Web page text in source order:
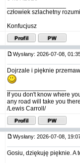
człowiek szlachetny
Konfucjusz
Wysłany: 2026-07-08,
Dojrzale i pięknie
If you don't know where
any road will take you
/Lewis Carroll/
Wysłany: 2026-07-08,
Gosiu, dziękuję pięknie. A